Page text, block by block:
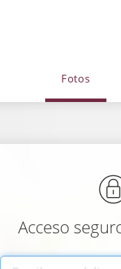
Fotos
Acceso